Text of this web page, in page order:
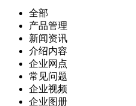
全部
产品管理
新闻资讯
介绍内容
企业网点
常见问题
企业视频
企业图册